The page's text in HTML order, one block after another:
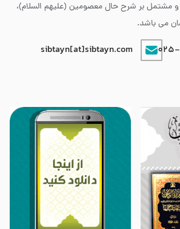
و مشتمل بر شرح حال معصومین (علیهم السلام)،
می باشد.
sibtayn[at]sibtayn.com